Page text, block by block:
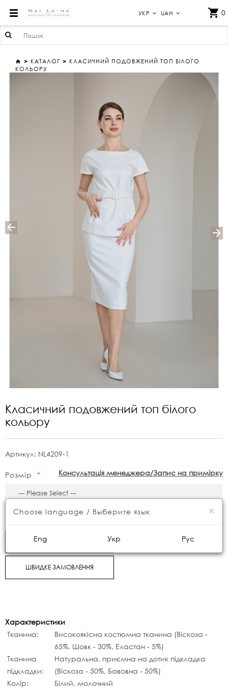
УКР UAH 0
КАТАЛОГ
КЛАСИЧНИЙ ПОДОВЖЕНИЙ ТОП БІЛОГО
КОЛЬОРУ
Класичний подовжений топ білого
кольору
Артикул: NL4209-1
Консультація менеджера/Запис на примірку
Розмір
4990грн.
ШВИДКЕ ЗАМОВЛЕННЯ
Характеристики
Тканина:
Високоякісна костюмна тканина (Віскоза -
65%, Шовк - 30%, Еластан - 5%)
Тканина
підкладки:
Натуральна, приємна на дотик підкладка
(Віскоза - 50%, Бавовна - 50%)
Колір:
Білий, молочний
×
Choose language / Выберите язык
Eng Укр Рус
КЛАСИЧНИЙ ПОДОВЖЕНИЙ ТОП БІЛОГО КОЛЬОРУ